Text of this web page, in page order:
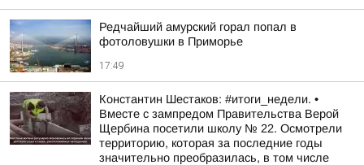
Редчайший амурский горал попал в
фотоловушки в Приморье
17:49
Константин Шестаков: #итоги_недели. •
Вместе с зампредом Правительства Верой
Щербина посетили школу № 22. Осмотрели
территорию, которая за последние годы
значительно преобразилась, в том числе